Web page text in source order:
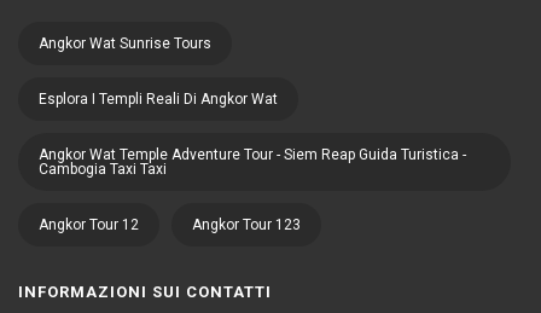
Angkor Wat Sunrise Tours
Esplora I Templi Reali Di Angkor Wat
Angkor Wat Temple Adventure Tour - Siem Reap Guida Turistica -
Cambogia Taxi Taxi
Angkor Tour 12 Angkor Tour 123
INFORMAZIONI SUI CONTATTI